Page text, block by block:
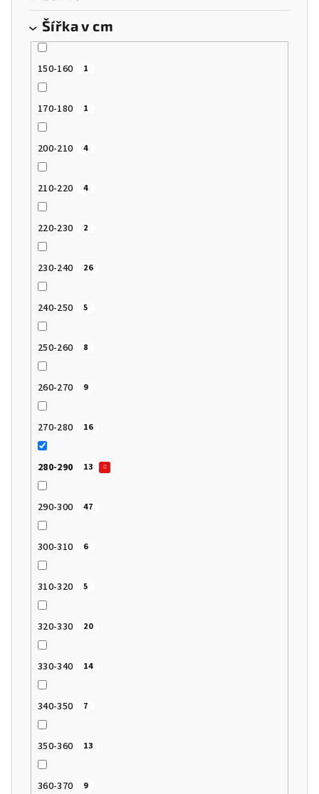
Šířka v cm
150-160 1
170-180 1
200-210 4
210-220 4
220-230 2
230-240 26
240-250 5
250-260 8
260-270 9
270-280 16
280-290 13
290-300 47
300-310 6
310-320 5
320-330 20
330-340 14
340-350 7
350-360 13
360-370 9